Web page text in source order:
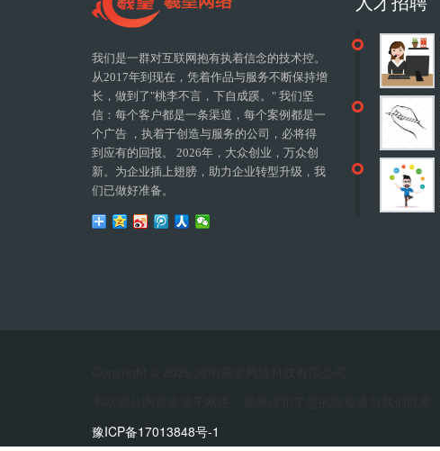
我们是一群对互联网抱有执着信念的技术控。
从2017年到现在，凭着作品与服务不断保持增
长，做到了"桃李不言，下自成蹊。" 我们坚
信：每个客户都是一条渠道，每个案例都是一
个广告 ，执着于创造与服务的公司，必将得
到应有的回报。 2026年，大众创业，万众创
新。为企业插上翅膀，助力企业转型升级，我
们已做好准备。
豫ICP备17013848号-1